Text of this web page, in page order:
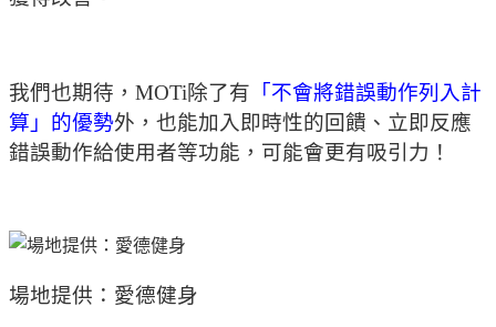
我們也期待，MOTi除了有 「不會將錯誤動作列入計
算」的優勢外，也能加入即時性的回饋、立即反應
錯誤動作給使用者等功能，可能會更有吸引力！
場地提供：愛德健身